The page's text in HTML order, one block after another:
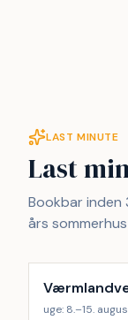
LAST MINUTE
Last
Bookbar
års sommerhus
LAST MINUTE
uge: 8.–15.